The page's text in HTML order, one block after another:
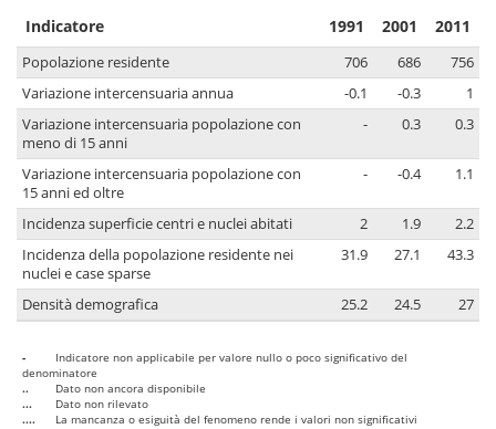
Indicatore 1991 2001 2011
Popolazione residente 706 686
756
Variazione intercensuaria annua
-0.1 -0.3
1
Variazione intercensuaria popolazione con
meno di 15 anni
- 0.3 0.3
Variazione intercensuaria popolazione con
15 anni ed oltre
- -0.4 1.1
Incidenza superficie centri e nuclei abitati 2 1.9
2.2
Incidenza della popolazione residente nei
nuclei e case sparse
31.9 27.1 43.3
Densità demografica 25.2 24.5 27
-
Indicatore non applicabile per valore nullo o poco significativo del
denominatore
..
Dato non ancora disponibile
...
Dato non rilevato
....
La mancanza o esiguità del fenomeno rende i valori non significativi